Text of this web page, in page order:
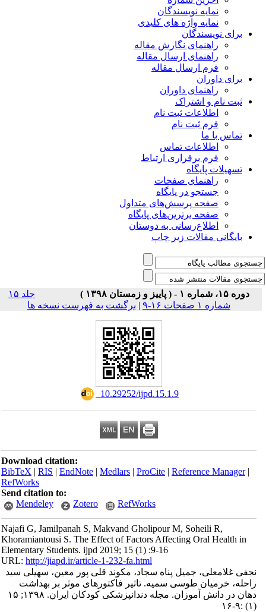
نمایه نویسندگان
نمایه واژه های کلیدی
برای نویسندگان
راهنمای نگارش مقاله
راهنمای ارسال مقاله
فرم ارسال مقاله
برای داوران
راهنمای داوران
ثبت نام و اشتراک
اطلاعات ثبت نام
فرم ثبت نام
تماس با ما
اطلاعات تماس
فرم برقراری ارتباط
تسهیلات پایگاه
راهنمای صفحات
جستجو در پایگاه
صفحه پرسش‌های متداول
صفحه برترین‌های پایگاه
اطلاع‌رسانی به دوستان
بایگانی مقالات زیر چاپ
دوره ۱۵، شماره ۱ - ( پاییز و زمستان ۱۳۹۸ )
جلد ۱۵
شماره ۱ صفحات ۱۶-۹
|برگشت به فهرست نسخه ها
‎ 10.29252/ijpd.15.1.9
Download citation:
BibTeX|RIS|EndNote|Medlars|ProCite|Reference Manager
RefWorks
Send citation to:
Mendeley
Zotero RefWorks
Najafi G, Jamilpanah S, Makvand Gholipour M, Soheili R,
Khoramiantousi S. The Effect of Factors Affecting Oral Health in
Elementary Students. ijpd 2019; 15 (1) :9-16
URL:http://jiapd.ir/article-1-232-fa.html
نجفی غلامعلی، جمیل پناه سجاد، مکوند قلی پور معین، سهیلی سید
راحله، خرمیان طوسی سمیه. تاثیر فاکتورهای موثر بر بهداشت
دهان در دانش آموزان. مجله دندانپزشکی کودکان ایران. ۱۳۹۸; ۱۵